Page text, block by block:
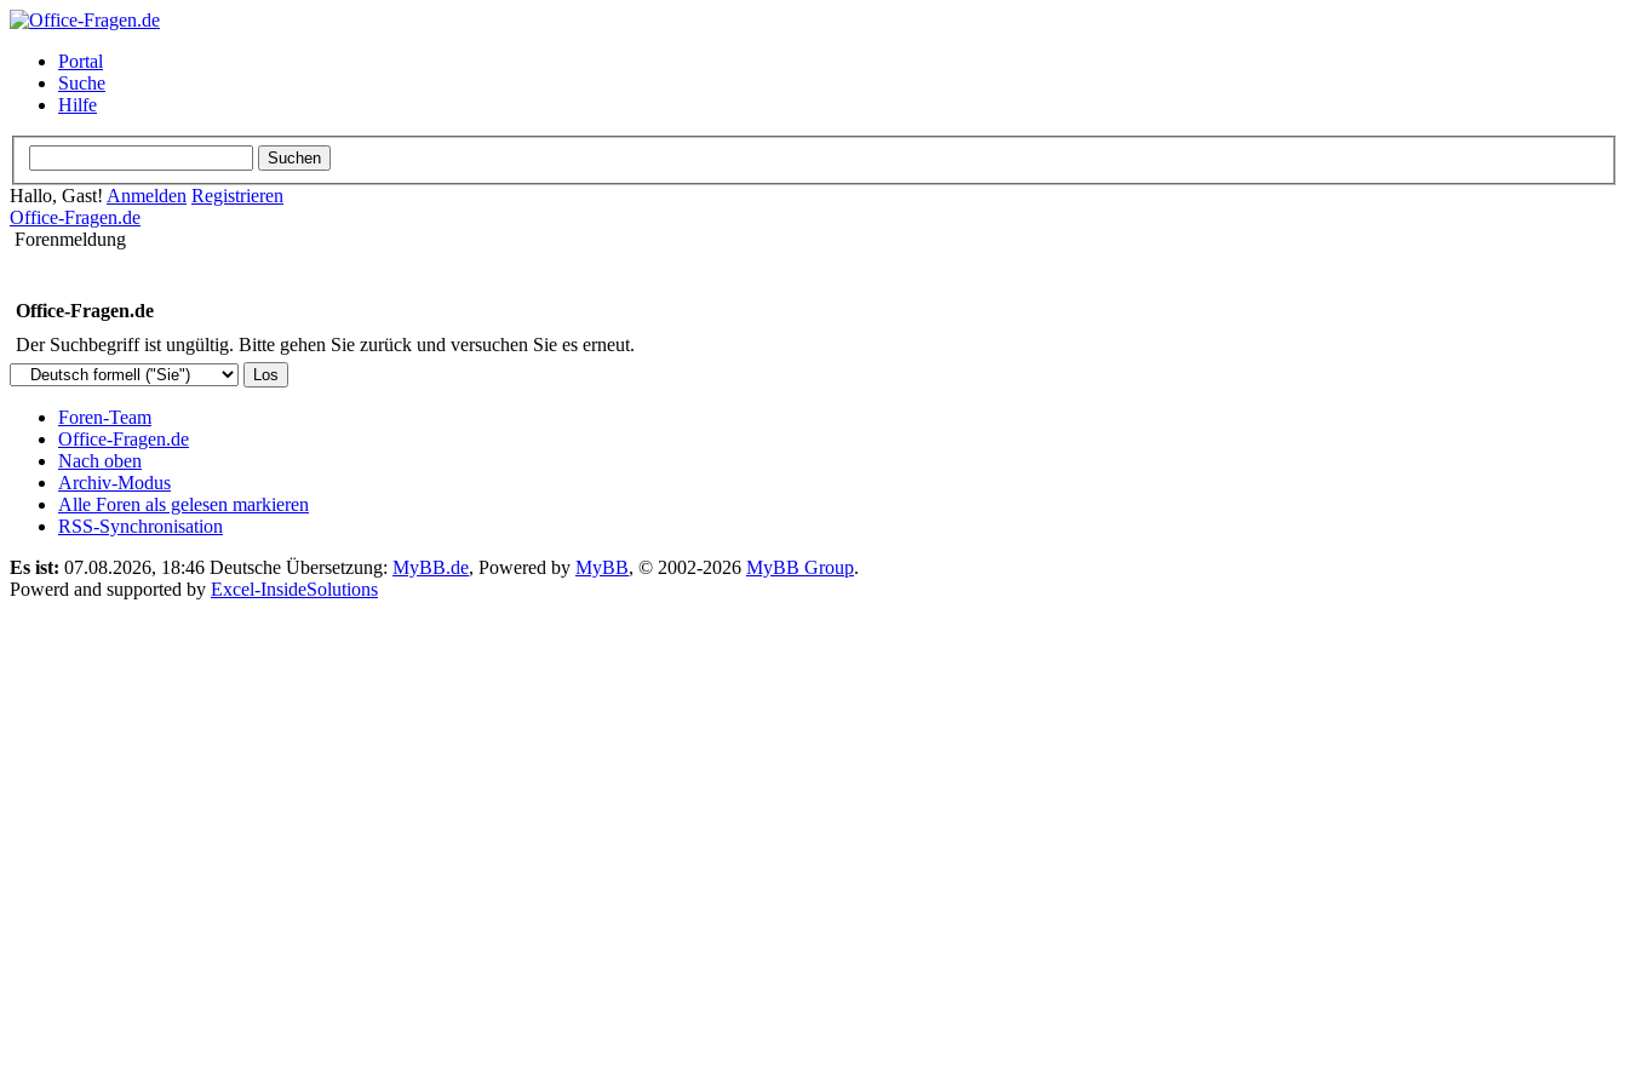
Portal
Suche
Hilfe
Hallo, Gast! Anmelden Registrieren
Office-Fragen.de
Forenmeldung
Office-Fragen.de
Der Suchbegriff ist ungültig. Bitte gehen Sie zurück und versuchen Sie es erneut.
Foren-Team
Office-Fragen.de
Nach oben
Archiv-Modus
Alle Foren als gelesen markieren
RSS-Synchronisation
Es ist: 07.08.2026, 18:46 Deutsche Übersetzung: MyBB.de, Powered by MyBB, © 2002-2026 MyBB Group.
Powerd and supported by Excel-InsideSolutions